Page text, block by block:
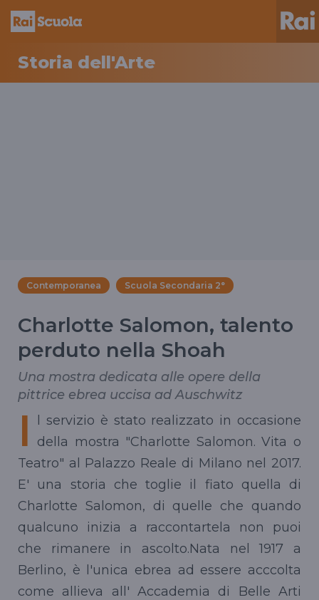
Storia dell'Arte
Contemporanea Scuola Secondaria 2°
Charlotte Salomon, talento
perduto nella Shoah
Una mostra dedicata alle opere della
pittrice ebrea uccisa ad Auschwitz
I
l servizio è stato realizzato in occasione
della mostra "Charlotte Salomon. Vita o
Teatro" al Palazzo Reale di Milano nel 2017.
E' una storia che toglie il fiato quella di
Charlotte Salomon, di quelle che quando
qualcuno inizia a raccontartela non puoi
che rimanere in ascolto.Nata nel 1917 a
Berlino, è l'unica ebrea ad essere acccolta
come allieva all' Accademia di Belle Arti